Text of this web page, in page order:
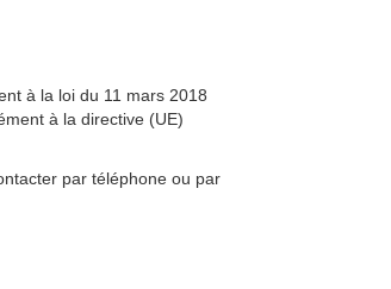
à la loi du 11 mars 2018
à la directive (UE)
par téléphone ou par